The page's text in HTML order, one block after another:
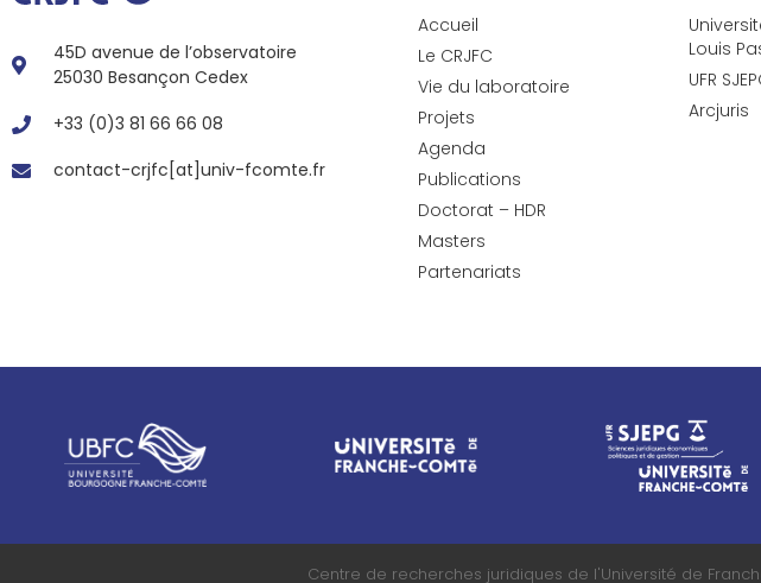
45D avenue de l’observatoire
25030 Besançon Cedex
+33 (0)3 81 66 66 08
contact-crjfc[at]univ-fcomte.fr
Accueil
Le CRJFC
Vie du laboratoire
Projets
Agenda
Publications
Doctorat – HDR
Masters
Partenariats
Louis
UFR
Arcjuris
Centre de recherches juridiques de l'Université de